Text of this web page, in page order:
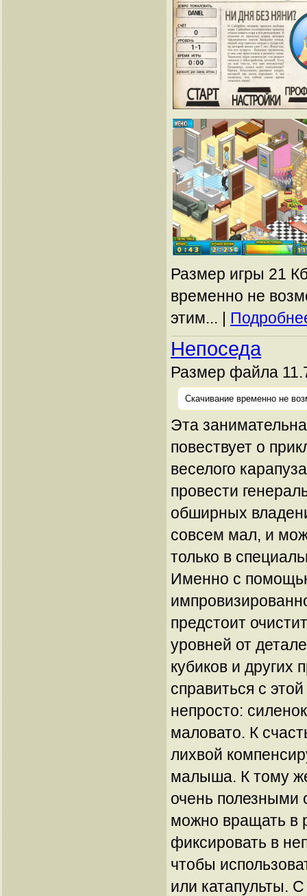
Размер игры 21
временно не
этим... |
Непоседа
Размер файла
Скачивание временно не
Эта
повествует о
веселого
провести
обширных
совсем мал, и
только в
Именно с
предстоит
уровней от
кубиков и других
справиться с
непросто:
маловато. К
лихвой
малыша. К тому
очень полезными
можно вращать в
фиксировать в
чтобы
или катапульты.